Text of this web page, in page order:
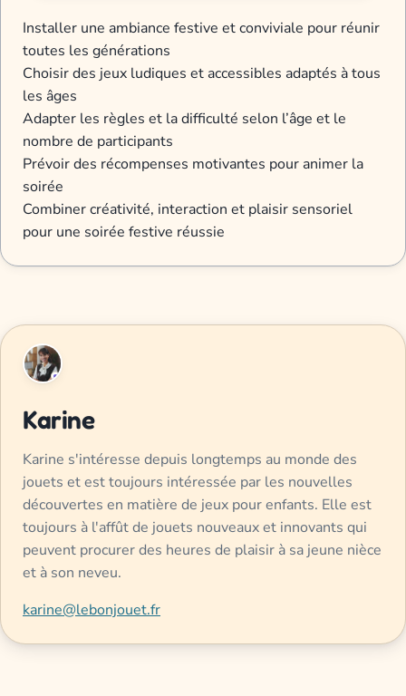
Installer une ambiance festive et conviviale pour réunir
toutes les générations
Choisir des jeux ludiques et accessibles adaptés à tous
les âges
Adapter les règles et la difficulté selon l’âge et le
nombre de participants
Prévoir des récompenses motivantes pour animer la
soirée
Combiner créativité, interaction et plaisir sensoriel
pour une soirée festive réussie
Karine
Karine s'intéresse depuis longtemps au monde des
jouets et est toujours intéressée par les nouvelles
découvertes en matière de jeux pour enfants. Elle est
toujours à l'affût de jouets nouveaux et innovants qui
peuvent procurer des heures de plaisir à sa jeune nièce
et à son neveu.
karine@lebonjouet.fr